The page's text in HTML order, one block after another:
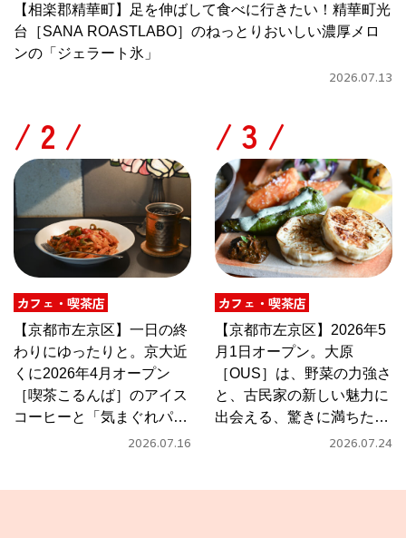
【相楽郡精華町】足を伸ばして食べに行きたい！精華町光
台［SANA ROASTLABO］のねっとりおいしい濃厚メロ
ンの「ジェラート氷」
2026.07.13
/
カフェ・喫茶店
【京都市左京区】一日の終
わりにゆったりと。京大近
くに2026年4月オープン
［喫茶こるんば］のアイス
コーヒーと「気まぐれパス
2026.07.16
/
カフェ・喫茶店
【京都市左京区】2026年5
月1日オープン。大原
［OUS］は、野菜の力強さ
と、古民家の新しい魅力に
出会える、驚きに満ちたカ
2026.07.24